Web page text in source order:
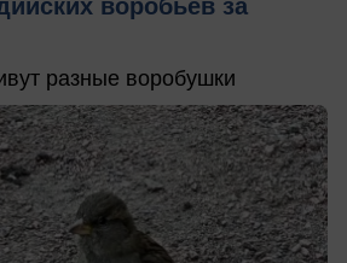
воробьев за
разные воробушки